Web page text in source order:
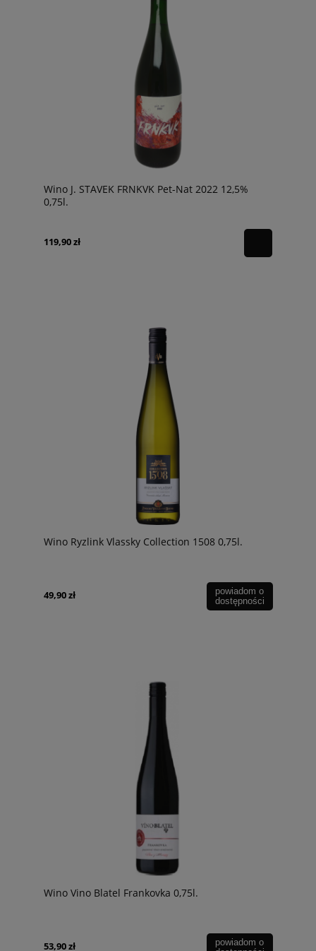
Wino J. STAVEK FRNKVK Pet-Nat 2022 12,5%
0,75l.
119,90 zł
Wino Ryzlink Vlassky Collection 1508 0,75l.
49,90 zł
powiadom o
dostępności
Wino Vino Blatel Frankovka 0,75l.
53,90 zł
powiadom o